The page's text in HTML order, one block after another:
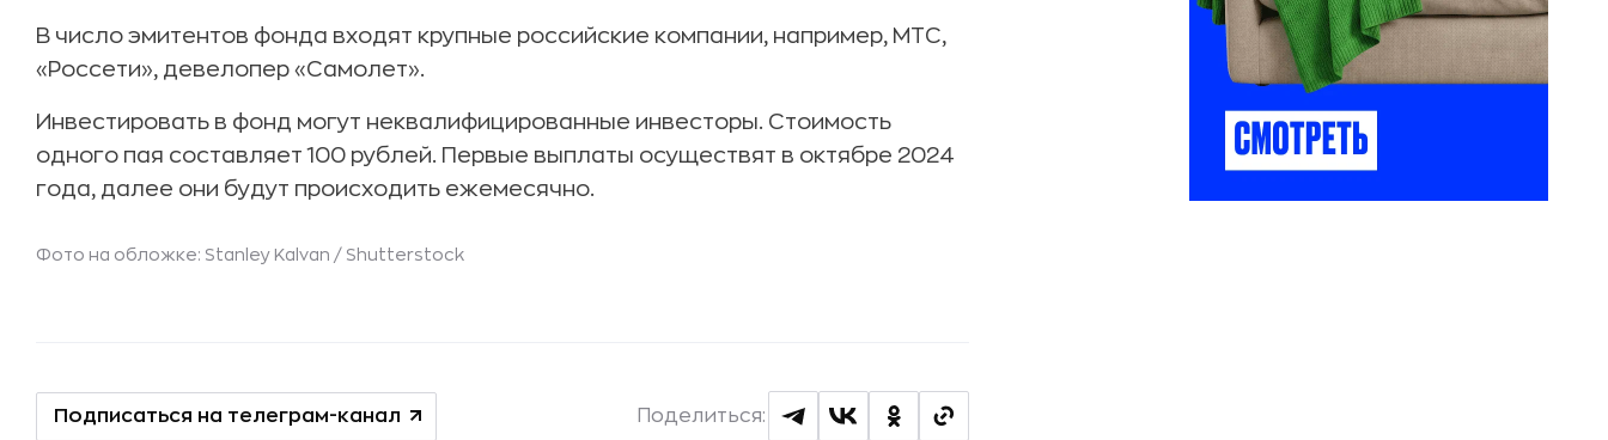
В число эмитентов фонда входят крупные российские компании, например, МТС,
«Россети», девелопер «Самолет».
Инвестировать в фонд могут неквалифицированные инвесторы. Стоимость
одного пая составляет 100 рублей. Первые выплаты осуществят в октябре 2024
года, далее они будут происходить ежемесячно.
Фото на обложке: Stanley Kalvan / Shutterstock
Подписаться на телеграм-канал Поделиться: